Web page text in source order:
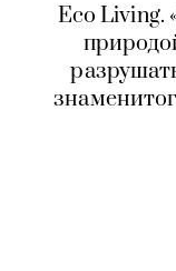
Eco Living.